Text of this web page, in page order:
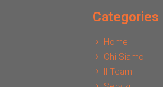
Categories
Home
Chi Siamo
Il Team